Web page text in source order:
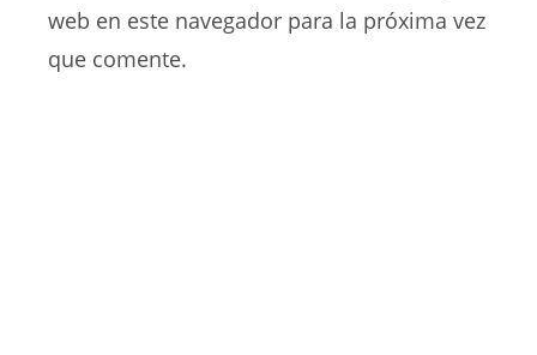
web
web en este navegador para la próxima vez
que comente.